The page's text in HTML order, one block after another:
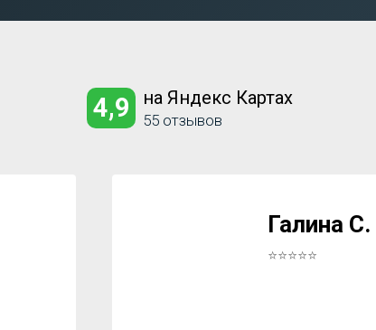
55 отзывов
на Яндекс Картах
4,9
Галина С.
⭐⭐⭐⭐⭐